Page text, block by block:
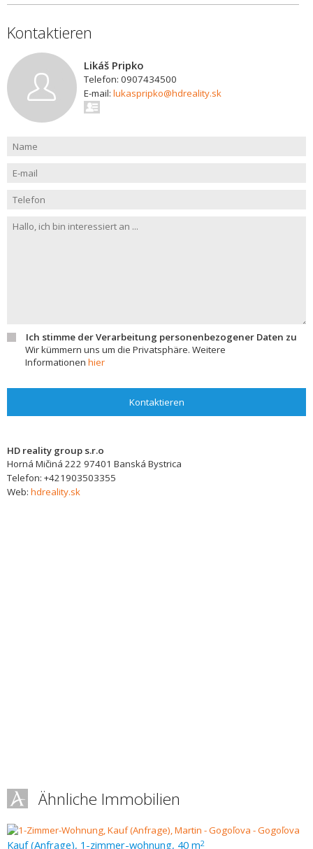
Kontaktieren
Likáš Pripko
Telefon: 0907434500
E-mail: lukaspripko@hdreality.sk
Ich stimme der Verarbeitung personenbezogener Daten zu
Wir kümmern uns um die Privatsphäre. Weitere
Informationen hier
Kontaktieren
HD reality group s.r.o
Horná Mičiná 222 97401 Banská Bystrica
Telefon: +421903503355
Web: hdreality.sk
Ähnliche Immobilien
Kauf (Anfrage), 1-zimmer-wohnung, 40 m2